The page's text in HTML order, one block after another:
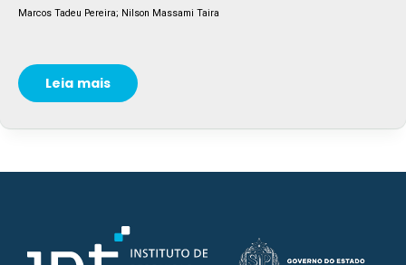
Marcos Tadeu Pereira; Nilson Massami Taira
Leia mais